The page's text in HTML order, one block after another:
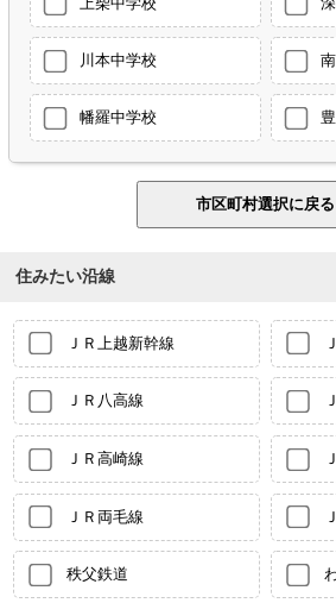
川本中学校
幡羅中学校
住みたい沿線
ＪＲ上越新幹線
ＪＲ八高線
ＪＲ高崎線
ＪＲ両毛線
秩父鉄道